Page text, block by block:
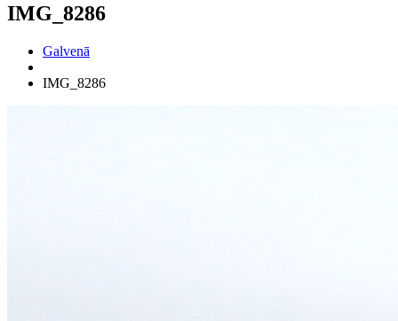
IMG_8286
Galvenā
IMG_8286